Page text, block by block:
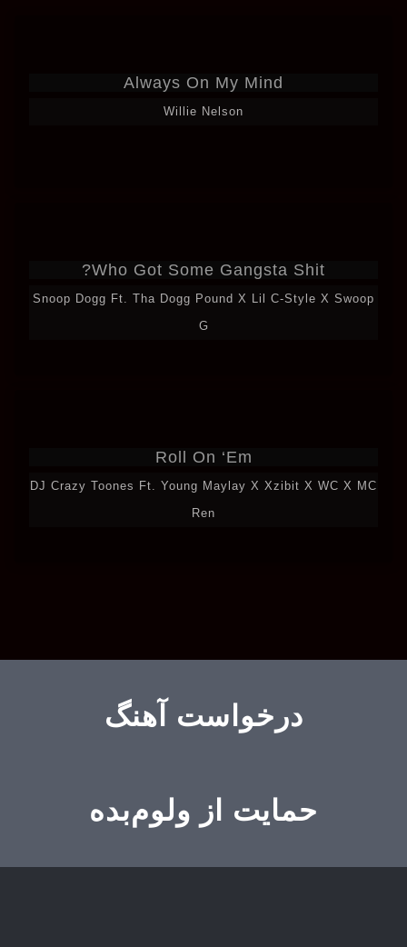
Always On My Mind
Willie Nelson
Who Got Some Gangsta Shit?
Snoop Dogg Ft. Tha Dogg Pound X Lil C-Style X Swoop
G
Roll On ‘Em
DJ Crazy Toones Ft. Young Maylay X Xzibit X WC X MC
Ren
درخواست آهنگ
حمایت از ولوم‌بده